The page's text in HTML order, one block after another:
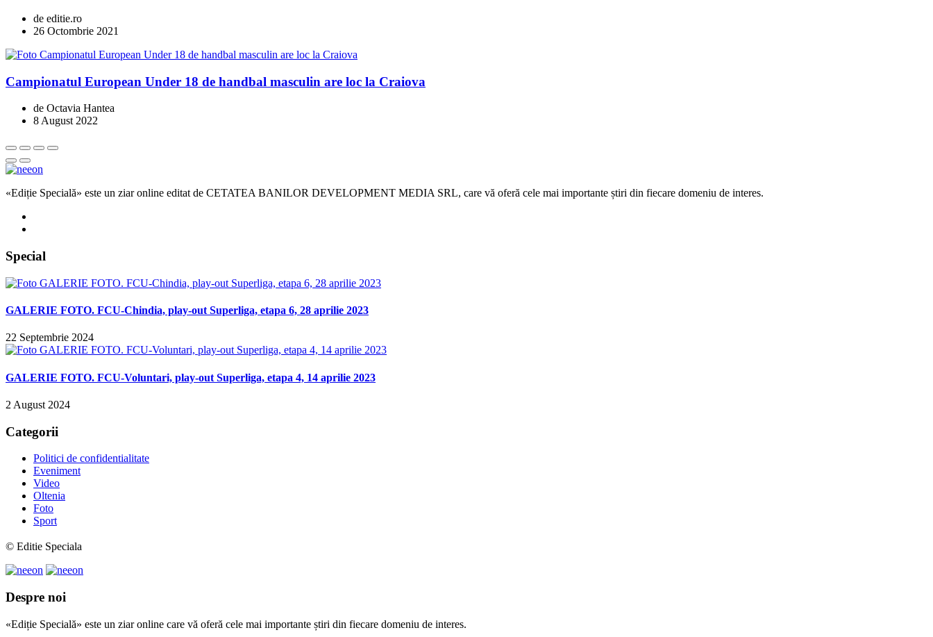
de editie.ro
26 Octombrie 2021
Campionatul European Under 18 de handbal masculin are loc la Craiova
de Octavia Hantea
8 August 2022
«Ediție Specială» este un ziar online editat de CETATEA BANILOR DEVELOPMENT MEDIA SRL, care vă oferă cele mai importante știri din fiecare domeniu de interes.
Special
GALERIE FOTO. FCU-Chindia, play-out Superliga, etapa 6, 28 aprilie 2023
22 Septembrie 2024
GALERIE FOTO. FCU-Voluntari, play-out Superliga, etapa 4, 14 aprilie 2023
2 August 2024
Categorii
Politici de confidentialitate
Eveniment
Video
Oltenia
Foto
Sport
© Editie Speciala
Despre noi
«Ediție Specială» este un ziar online care vă oferă cele mai importante știri din fiecare domeniu de interes.